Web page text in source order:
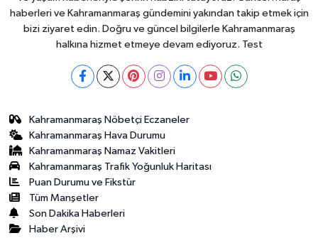
haberleri ve Kahramanmaraş gündemini yakından takip etmek için
bizi ziyaret edin. Doğru ve güncel bilgilerle Kahramanmaraş
halkına hizmet etmeye devam ediyoruz. Test
Kahramanmaraş Nöbetçi Eczaneler
Kahramanmaraş Hava Durumu
Kahramanmaraş Namaz Vakitleri
Kahramanmaraş Trafik Yoğunluk Haritası
Puan Durumu ve Fikstür
Tüm Manşetler
Son Dakika Haberleri
Haber Arşivi